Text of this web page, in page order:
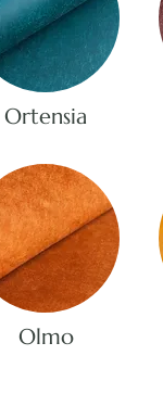
Ortensia
Olmo